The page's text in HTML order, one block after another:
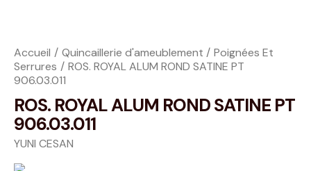
Accueil Quincaillerie d'ameublement
Poignées Et
Serrures
ROS. ROYAL ALUM ROND SATINE PT
906.03.011
ROS. ROYAL ALUM ROND SATINE PT
906.03.011
YUNI CESAN